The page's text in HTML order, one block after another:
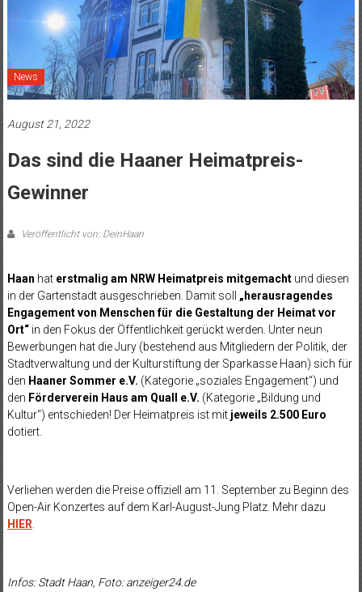
News
August 21, 2022
Das sind die Haaner Heimatpreis-
Gewinner
Veröffentlicht von: DeinHaan
Haan hat erstmalig am NRW Heimatpreis mitgemachtund diesen
in der Gartenstadt ausgeschrieben. Damit soll „herausragendes
Engagement von Menschen für die Gestaltung der Heimat vor
Ort“in den Fokus der Öffentlichkeit gerückt werden. Unter neun
Bewerbungen hat die Jury (bestehend aus Mitgliedern der Politik, der
Stadtverwaltung und der Kulturstiftung der Sparkasse Haan) sich für
den Haaner Sommer e.V. (Kategorie „soziales Engagement“) und
den Förderverein Haus am Quall e.V. (Kategorie „Bildung und
Kultur“) entschieden! Der Heimatpreis ist mit jeweils 2.500 Euro
dotiert.
Verliehen werden die Preise offiziell am 11. September zu Beginn des
Open-Air Konzertes auf dem Karl-August-Jung Platz. Mehr dazu
HIER
Infos: Stadt Haan, Foto: anzeiger24.de